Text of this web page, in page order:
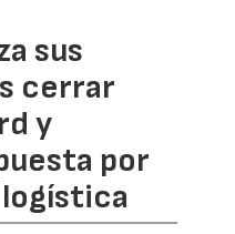
sus
cerrar
y
por